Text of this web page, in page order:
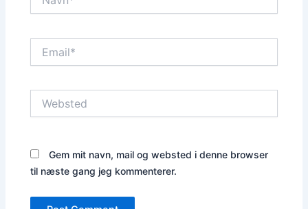
Gem mit navn, mail og websted i denne browser
til næste gang jeg kommenterer.